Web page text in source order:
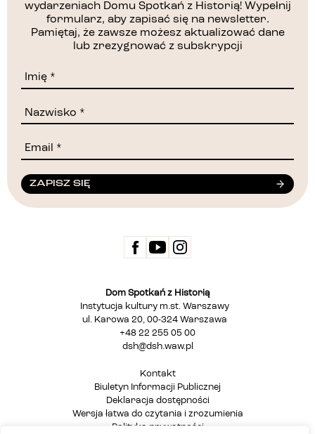
wydarzeniach Domu Spotkań z Historią! Wypełnij
formularz, aby zapisać się na newsletter.
Pamiętaj, że zawsze możesz aktualizować dane
lub zrezygnować z subskrypcji
ZAPISZ SIĘ
Dom Spotkań z Historią
Instytucja kultury m.st. Warszawy
ul. Karowa 20, 00-324 Warszawa
+48 22 255 05 00
dsh@dsh.waw.pl
Kontakt
Biuletyn Informacji Publicznej
Deklaracja dostępności
Wersja łatwa do czytania i zrozumienia
Polityka prywatności